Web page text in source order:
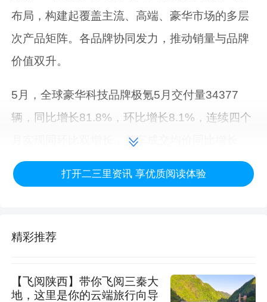
布局，构建起覆盖主流、高端、豪华市场的多层
次产品矩阵。各品牌协同发力，推动销量与品牌
价值双升。
5月，全球豪华科技品牌极氪5月交付量34377
辆，同比增长81.8%，环比增长8.1%，连续四个
月实现同环比双增长，单车成交均价同比增长
52.4%。量价齐升、再创新高。极氪9系8系占比
近50%；极氪8X 5月交付量5757辆；极氪9X累
辆；极氪猎装5月大定订单持续破万，极氪001五
5月19日，新一代旗舰MPV焕新极氪009正式上
打开二三里资讯 享优质阅读体验
精彩推荐
【飞阅陕西】带你飞阅三秦大
地，这里是你的云端旅行向导